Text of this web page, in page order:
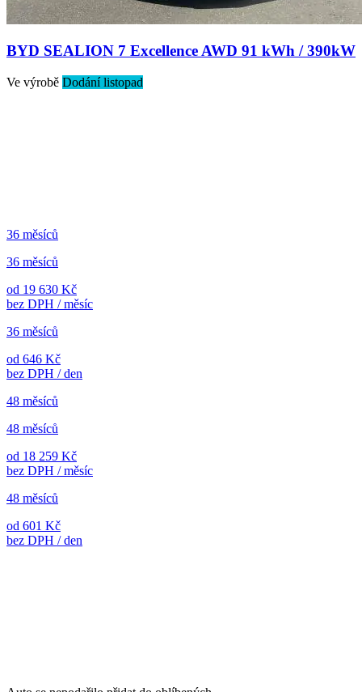
BYD SEALION 7 Excellence AWD 91 kWh / 390kW
Ve výrobě Dodání listopad
36 měsíců
36 měsíců
od 19 630 Kč
bez DPH / měsíc
36 měsíců
od 646 Kč
bez DPH / den
48 měsíců
48 měsíců
od 18 259 Kč
bez DPH / měsíc
48 měsíců
od 601 Kč
bez DPH / den